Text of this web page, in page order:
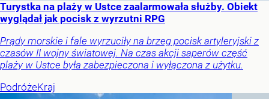
Turystka na plaży w Ustce zaalarmowała służby. Obiekt
wyglądał jak pocisk z wyrzutni RPG
Prądy morskie i fale wyrzuciły na brzeg pocisk artyleryjski z
czasów II wojny światowej. Na czas akcji saperów część
plaży w Ustce była zabezpieczona i wyłączona z użytku.
PodróżeKraj